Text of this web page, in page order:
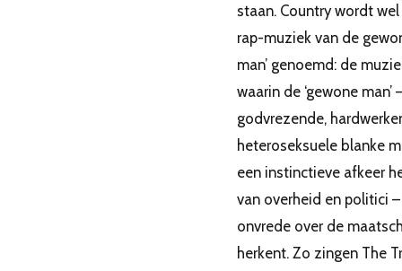
staan. Country wordt wel
rap-muziek van de
man’ genoemd: de
waarin de ‘gewone man’
godvrezende,
heteroseksuele blanke
een instinctieve afkeer
van overheid en politici
onvrede over de
herkent. Zo zingen The